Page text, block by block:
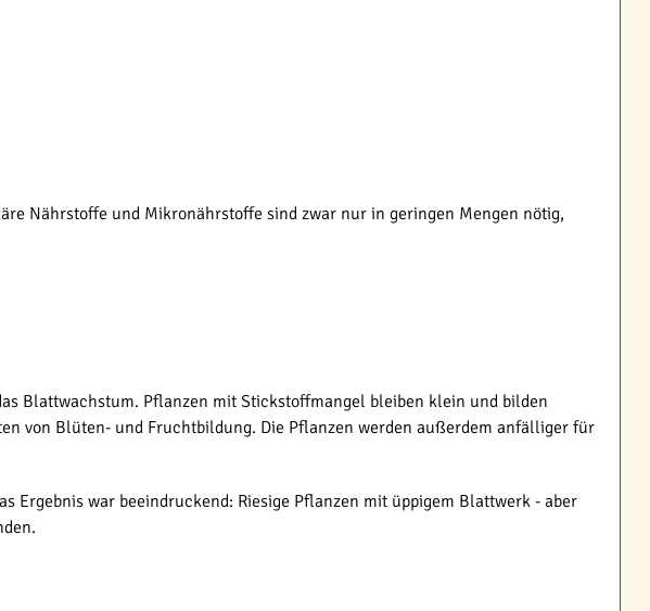
Nährstoffe und Mikronährstoffe sind zwar nur in geringen Mengen nötig,
Blattwachstum. Pflanzen mit Stickstoffmangel bleiben klein und bilden
von Blüten- und Fruchtbildung. Die Pflanzen werden außerdem anfälliger für
Ergebnis war beeindruckend: Riesige Pflanzen mit üppigem Blattwerk - aber